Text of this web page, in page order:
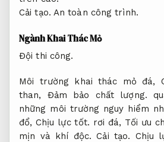
Cải tạo. An toàn công trình.
Ngành Khai Thác Mỏ
Đội thi công.
Môi trường khai thác mỏ đá,
than, Đảm bảo chất lượng.
những môi trường nguy hiểm
đổ,Chịu lực tốt. rơi đá, Tối ưu
mịn và khí độc.Cải tạo. Chịu